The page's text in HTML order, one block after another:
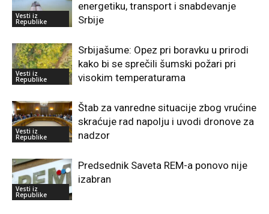
Vesti iz
Republike
energetiku, transport i snabdevanje
Srbije
Vesti iz
Republike
Srbijašume: Opez pri boravku u prirodi
kako bi se sprečili šumski požari pri
visokim temperaturama
Vesti iz
Republike
Štab za vanredne situacije zbog vrućine
skraćuje rad napolju i uvodi dronove za
nadzor
Vesti iz
Republike
Predsednik Saveta REM-a ponovo nije
izabran